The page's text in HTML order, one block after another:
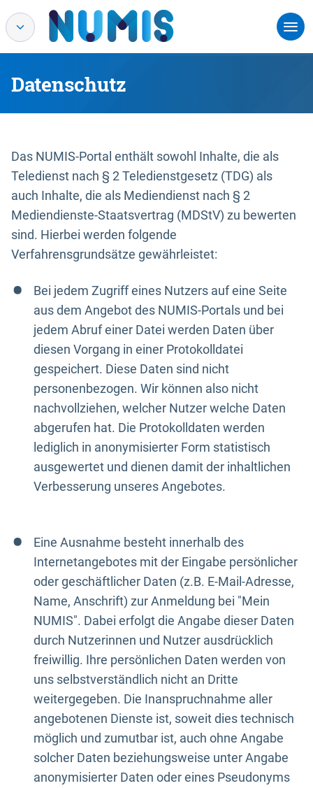
Datenschutz
Das NUMIS-Portal enthält sowohl Inhalte, die als
Teledienst nach § 2 Teledienstgesetz (TDG) als
auch Inhalte, die als Mediendienst nach § 2
Mediendienste-Staatsvertrag (MDStV) zu bewerten
sind. Hierbei werden folgende
Verfahrensgrundsätze gewährleistet:
Bei jedem Zugriff eines Nutzers auf eine Seite
aus dem Angebot des NUMIS-Portals und bei
jedem Abruf einer Datei werden Daten über
diesen Vorgang in einer Protokolldatei
gespeichert. Diese Daten sind nicht
personenbezogen. Wir können also nicht
nachvollziehen, welcher Nutzer welche Daten
abgerufen hat. Die Protokolldaten werden
lediglich in anonymisierter Form statistisch
ausgewertet und dienen damit der inhaltlichen
Verbesserung unseres Angebotes.
Eine Ausnahme besteht innerhalb des
Internetangebotes mit der Eingabe persönlicher
oder geschäftlicher Daten (z.B. E-Mail-Adresse,
Name, Anschrift) zur Anmeldung bei "Mein
NUMIS". Dabei erfolgt die Angabe dieser Daten
durch Nutzerinnen und Nutzer ausdrücklich
freiwillig. Ihre persönlichen Daten werden von
uns selbstverständlich nicht an Dritte
weitergegeben. Die Inanspruchnahme aller
angebotenen Dienste ist, soweit dies technisch
möglich und zumutbar ist, auch ohne Angabe
solcher Daten beziehungsweise unter Angabe
anonymisierter Daten oder eines Pseudonyms